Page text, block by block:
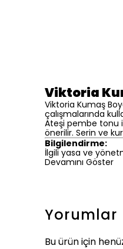
Viktoria
Viktoria Kumaş
çalışmalarında
Ateşi pembe tonu
önerilir. Serin ve
Bilgilendirme:
İlgili yasa ve
Devamını Göster
Yorumlar
Bu ürün için